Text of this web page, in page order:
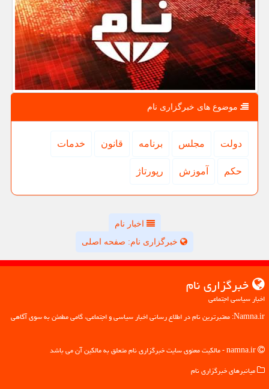
موضوع های خبرگزاری نام
دولت مجلس برنامه قانون خدمات
حكم آموزش رپورتاژ
اخبار نام
خبرگزاری نام: صفحه اصلی
خبرگزاری نام
اخبار سیاسی اجتماعی
Namna.ir: معتبرترین نام در اطلاع رسانی اخبار سیاسی و اجتماعی، گامی مطمئن به سوی آگاهی
میانبرهای خبرگزاری نام